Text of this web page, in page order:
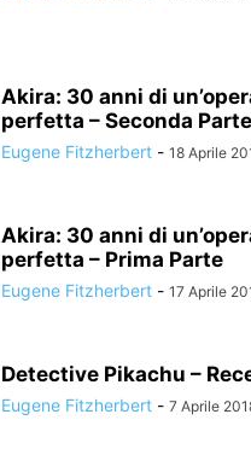
Akira: 30 anni di
perfetta – Seconda Parte
Eugene Fitzherbert - 18 Aprile
Akira: 30 anni di
perfetta – Prima Parte
Eugene Fitzherbert - 17 Aprile
Detective Pikachu –
Eugene Fitzherbert - 7 Aprile